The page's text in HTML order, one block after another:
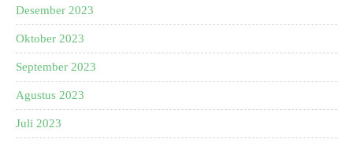
Desember 2023
Oktober 2023
September 2023
Agustus 2023
Juli 2023